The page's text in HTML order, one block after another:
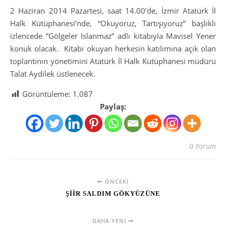
2 Haziran 2014 Pazartesi, saat 14.00’de, İzmir Atatürk İl
Halk Kütüphanesi’nde, “Okuyoruz, Tartışıyoruz” başlıklı
izlencede “Gölgeler Islanmaz” adlı kitabıyla Mavisel Yener
konuk olacak. Kitabı okuyan herkesin katılımına açık olan
toplantının yönetimini Atatürk İl Halk Kütüphanesi müdürü
Talat Aydilek üstlenecek.
Görüntüleme: 1.087
Paylaş:
0 Yorum
ÖNCEKI
ŞİİR SALDIM GÖKYÜZÜNE
DAHA YENI